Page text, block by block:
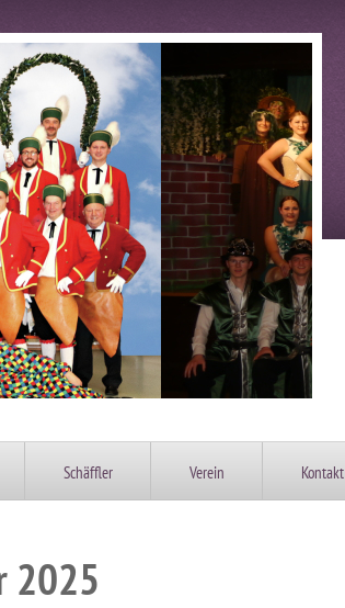
Schäffler Verein Kontakt
2025